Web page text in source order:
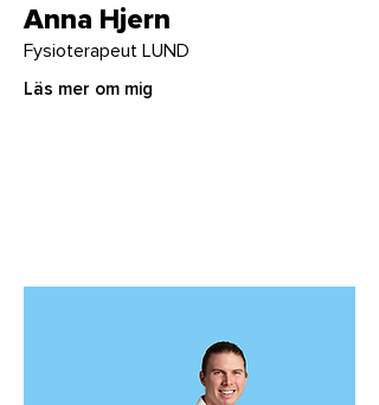
Anna Hjern
Fysioterapeut LUND
Läs mer om mig